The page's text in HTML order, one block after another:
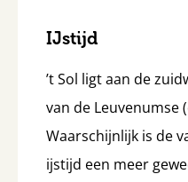
IJstijd
’t Sol ligt aan de
van de Leuvenumse
Waarschijnlijk is de
ijstijd een meer